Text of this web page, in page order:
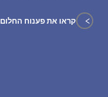
> קראו את פענוח החלום